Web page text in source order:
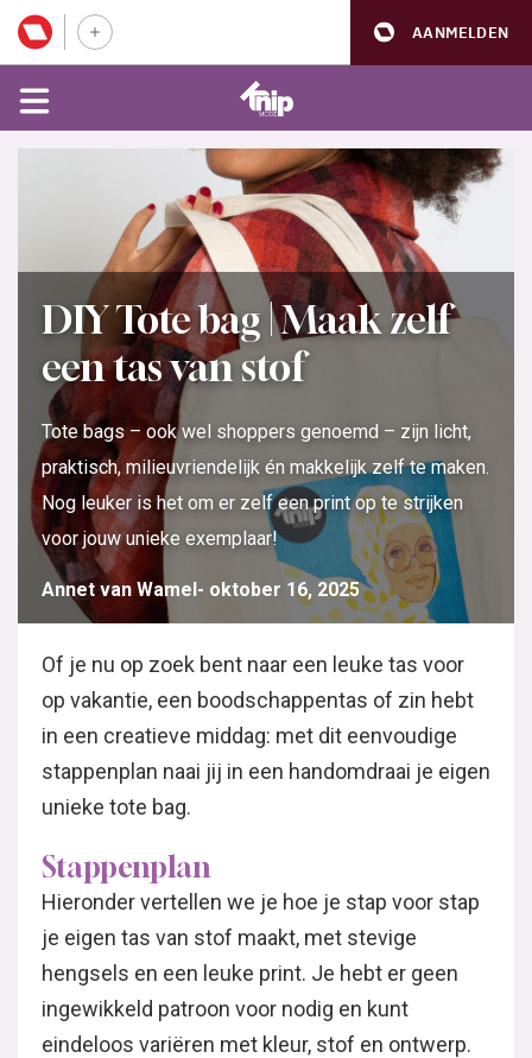
AANMELDEN
DIY Tote bag | Maak zelf
een tas van stof
Tote bags – ook wel shoppers genoemd – zijn licht,
praktisch, milieuvriendelijk én makkelijk zelf te maken.
Nog leuker is het om er zelf een print op te strijken
voor jouw unieke exemplaar!
Annet van Wamel oktober 16, 2025
Of je nu op zoek bent naar een leuke tas voor
op vakantie, een boodschappentas of zin hebt
in een creatieve middag: met dit eenvoudige
stappenplan naai jij in een handomdraai je eigen
unieke tote bag.
Stappenplan
Hieronder vertellen we je hoe je stap voor stap
je eigen tas van stof maakt, met stevige
hengsels en een leuke print. Je hebt er geen
ingewikkeld patroon voor nodig en kunt
eindeloos variëren met kleur, stof en ontwerp.